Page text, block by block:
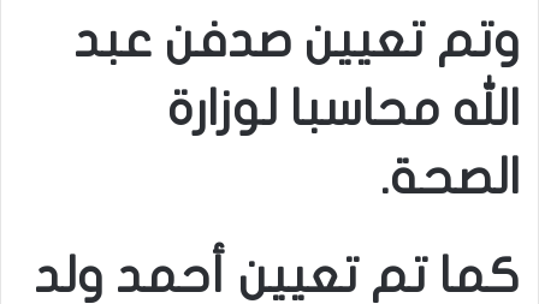
وتم تعيين صدفن عبد
الله محاسبا لوزارة
الصحة.
كما تم تعيين أحمد ولد